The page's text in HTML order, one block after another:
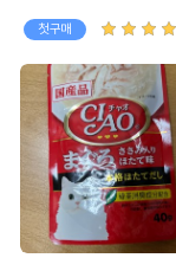
첫구매